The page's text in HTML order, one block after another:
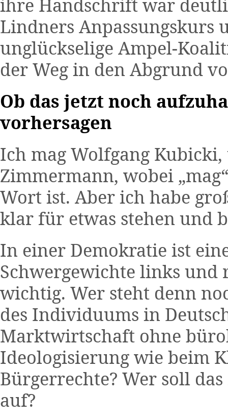
ihre Handschrift war
Lindners
unglückselige Ampel-
der Weg in den Abgrund
Ob das jetzt noch
vorhersagen
Ich mag Wolfgang
Zimmermann, wobei
Wort ist. Aber ich habe
klar für etwas stehen und
In einer Demokratie ist
Schwergewichte links und
wichtig. Wer steht denn
des Individuums in
Marktwirtschaft ohne
Ideologisierung wie beim
Bürgerrechte? Wer soll
auf?